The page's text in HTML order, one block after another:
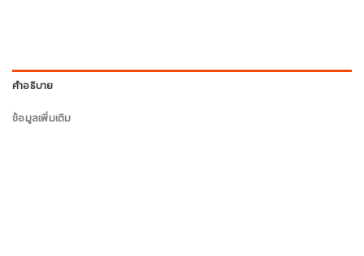
คำอธิบาย
ข้อมูลเพิ่มเติม